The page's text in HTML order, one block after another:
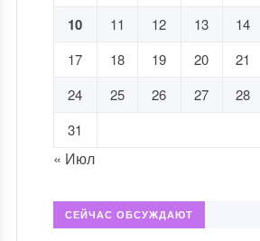
10 11 12 13 14
17
18 19 20 21
24
25 26 27 28
31
« Июл
СЕЙЧАС ОБСУЖДАЮТ